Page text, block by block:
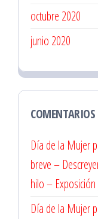
octubre 2020
junio 2020
COMENTARIOS
Día de la Mujer
breve –
hilo –
Día de la Mujer